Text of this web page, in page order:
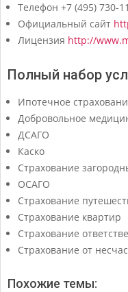
Телефон +7 (495) 730-
Официальный сайт
Лицензия http://
Полный набор
Ипотечное
Добровольное
ДСАГО
Каско
Страхование
ОСАГО
Страхование
Страхование квартир
Страхование
Страхование от
Похожие темы: